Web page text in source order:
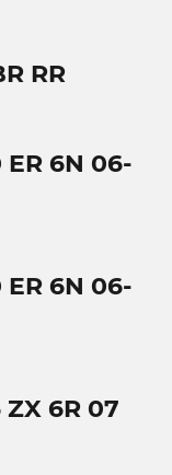
RR
ER 6N 06-
ER 6N 06-
ZX 6R 07